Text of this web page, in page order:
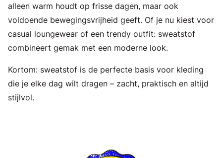
alleen warm houdt op frisse dagen, maar ook
voldoende bewegingsvrijheid geeft. Of je nu kiest voor
casual loungewear of een trendy outfit: sweatstof
combineert gemak met een moderne look.
Kortom: sweatstof is de perfecte basis voor kleding
die je elke dag wilt dragen – zacht, praktisch en altijd
stijlvol.